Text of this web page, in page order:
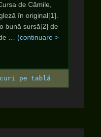
de Cămile,
în original[1].
bună sursă[2] de
… (continuare >
pe tablă